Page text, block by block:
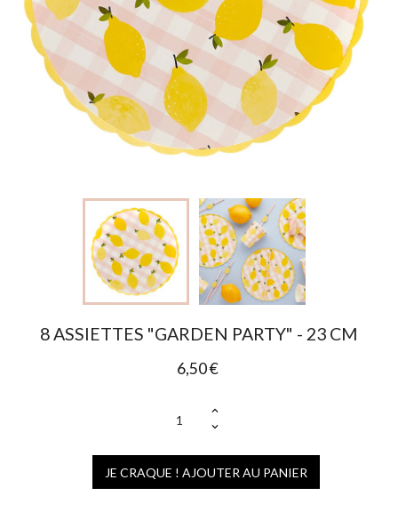
8 ASSIETTES "GARDEN PARTY" - 23 CM
6,50 €
JE CRAQUE ! AJOUTER AU PANIER